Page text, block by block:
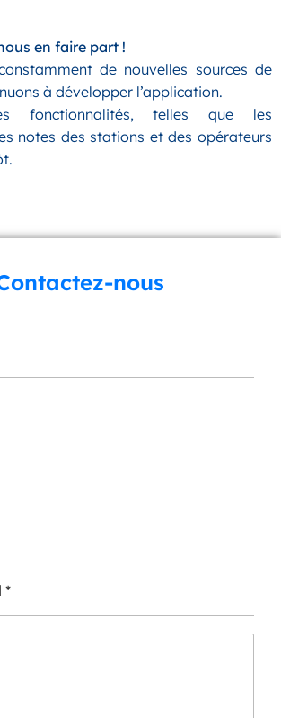
en faire part !
de nouvelles sources de
à développer l’application.
fonctionnalités, telles que les
notes des stations et des opérateurs
nous
*